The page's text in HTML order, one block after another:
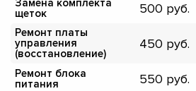
Замена комплекта
щеток
500
Ремонт платы
управления
(восстановление)
450
Ремонт блока
питания
550